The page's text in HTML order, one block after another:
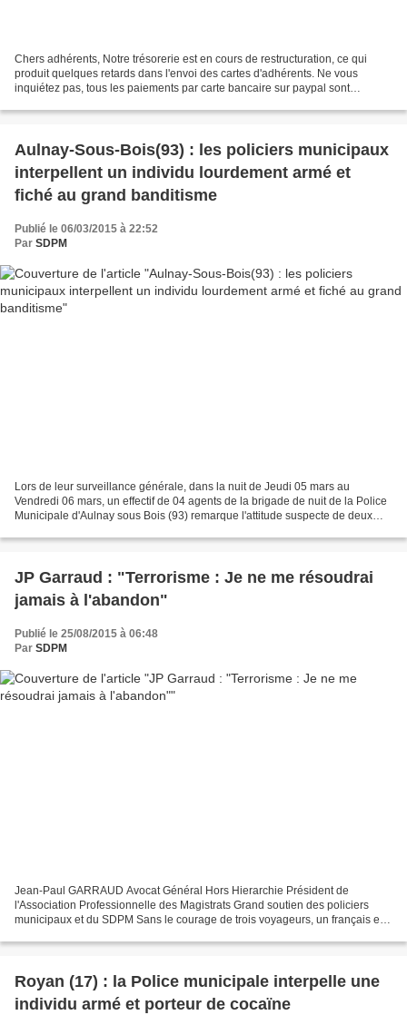
Chers adhérents, Notre trésorerie est en cours de restructuration, ce qui
produit quelques retards dans l'envoi des cartes d'adhérents. Ne vous
inquiétez pas, tous les paiements par carte bancaire sur paypal sont
Aulnay-Sous-Bois(93) : les policiers municipaux
interpellent un individu lourdement armé et
fiché au grand banditisme
Publié le 06/03/2015 à 22:52
Par SDPM
Lors de leur surveillance générale, dans la nuit de Jeudi 05 mars au
Vendredi 06 mars, un effectif de 04 agents de la brigade de nuit de la Police
Municipale d'Aulnay sous Bois (93) remarque l'attitude suspecte de deux
JP Garraud : "Terrorisme : Je ne me résoudrai
jamais à l'abandon"
Publié le 25/08/2015 à 06:48
Par SDPM
Jean-Paul GARRAUD Avocat Général Hors Hierarchie Président de
l'Association Professionnelle des Magistrats Grand soutien des policiers
municipaux et du SDPM Sans le courage de trois voyageurs, un français et
Royan (17) : la Police municipale interpelle une
individu armé et porteur de cocaïne